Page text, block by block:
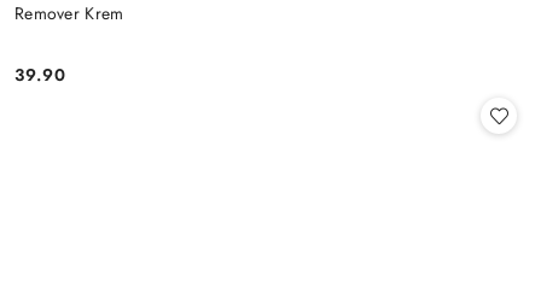
Remover Krem
Cena:
39.90